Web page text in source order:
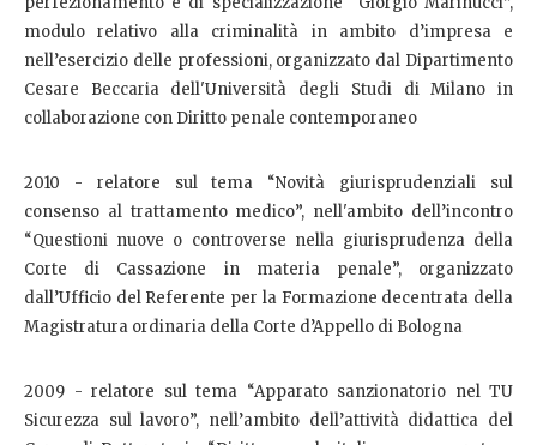
modulo relativo alla criminalità in ambito d’impresa e
nell’esercizio delle professioni, organizzato dal Dipartimento
Cesare Beccaria dell'Università degli Studi di Milano in
collaborazione con Diritto penale contemporaneo
2010 - relatore sul tema “Novità giurisprudenziali sul
consenso al trattamento medico”, nell'ambito dell’incontro
“Questioni nuove o controverse nella giurisprudenza della
Corte di Cassazione in materia penale”, organizzato
dall’Ufficio del Referente per la Formazione decentrata della
Magistratura ordinaria della Corte d’Appello di Bologna
2009 - relatore sul tema “Apparato sanzionatorio nel TU
Sicurezza sul lavoro”, nell’ambito dell’attività didattica del